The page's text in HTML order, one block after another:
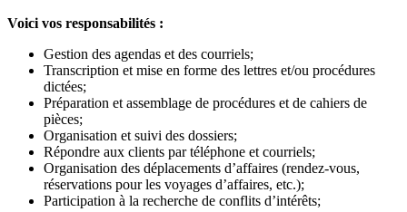
Voici vos responsabilités :
Gestion des agendas et des courriels;
Transcription et mise en forme des lettres et/ou procédures
dictées;
Préparation et assemblage de procédures et de cahiers de
pièces;
Organisation et suivi des dossiers;
Répondre aux clients par téléphone et courriels;
Organisation des déplacements d’affaires (rendez-vous,
réservations pour les voyages d’affaires, etc.);
Participation à la recherche de conflits d’intérêts;